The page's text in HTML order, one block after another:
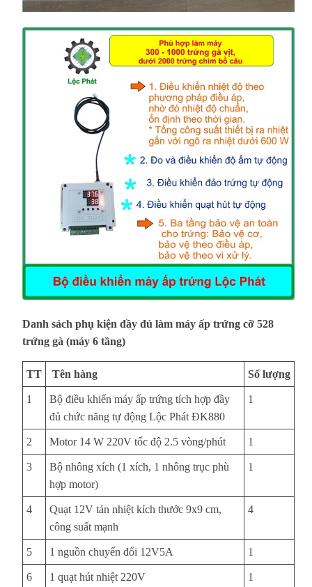
Danh sách phụ kiện đầy đủ làm máy ấp trứng cỡ 528
trứng gà (máy 6 tầng)
TT Tên hàng Số lượng
1
Bộ điều khiển máy ấp trứng tích hợp đầy
đủ chức năng tự động Lộc Phát ĐK880
1
2 Motor 14 W 220V tốc độ 2.5 vòng/phút 1
3
Bộ nhông xích (1 xích, 1 nhông trục phù
hợp motor)
1
4
Quạt 12V tản nhiệt kích thước 9x9 cm,
công suất mạnh
4
5 1 nguồn chuyển đổi 12V5A 1
6 1 quạt hút nhiệt 220V 1